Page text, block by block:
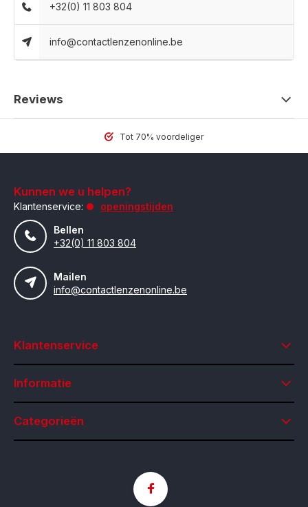
+32(0) 11 803 804
info@contactlenzenonline.be
Reviews
Tot 70% voordeliger
Kunnen we u helpen?
Klantenservice:
openingstijden
Bellen
+32(0) 11 803 804
Mailen
info@contactlenzenonline.be
Klantenservice
Informatie
Categorieën